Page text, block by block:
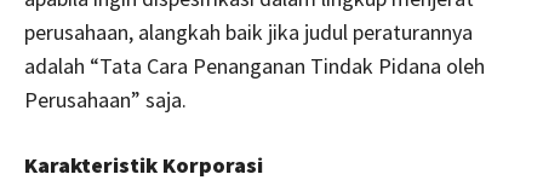
perusahaan, alangkah baik jika judul peraturannya
adalah “Tata Cara Penanganan Tindak Pidana oleh
Perusahaan” saja.
Karakteristik Korporasi